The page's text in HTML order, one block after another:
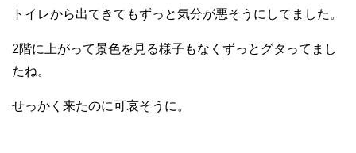
トイレから出てきてもずっと気分が悪そうにしてました。
2階に上がって景色を見る様子もなくずっとグタってまし
たね。
せっかく来たのに可哀そうに。